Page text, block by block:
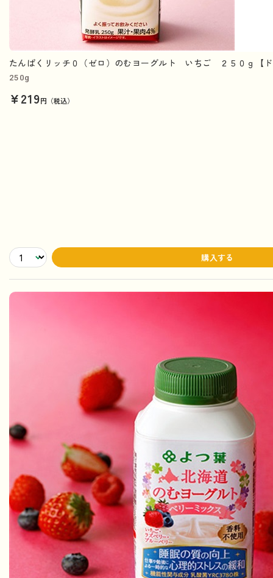
たんぱくリッチ０（ゼロ）のむヨーグルト いちご ２５０ｇ【
250g
¥219円（税込）
購入する